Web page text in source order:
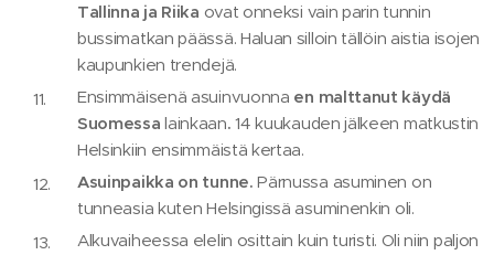
Tallinna ja Riika ovat onneksi vain parin tunnin
bussimatkan päässä. Haluan silloin tällöin aistia isojen
kaupunkien trendejä.
Ensimmäisenä asuinvuonna en malttanut käydä
Suomessalainkaan. 14 kuukauden jälkeen matkustin
Helsinkiin ensimmäistä kertaa.
Asuinpaikka on tunne.Pärnussa asuminen on
tunneasia kuten Helsingissä asuminenkin oli.
Alkuvaiheessa elelin osittain kuin turisti. Oli niin paljon